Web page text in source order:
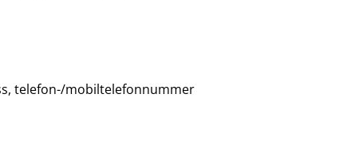
telefon-/mobiltelefonnummer